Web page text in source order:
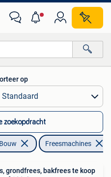
op
zoekopdracht
Freesmachines
grondfrees, bakfrees te koop